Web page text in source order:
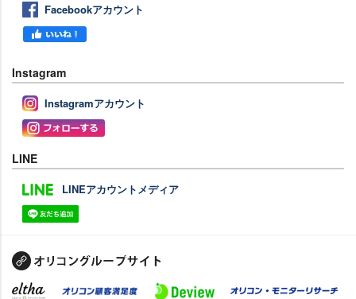
Facebookアカウント
Instagram
Instagramアカウント
LINE
LINEアカウントメディア